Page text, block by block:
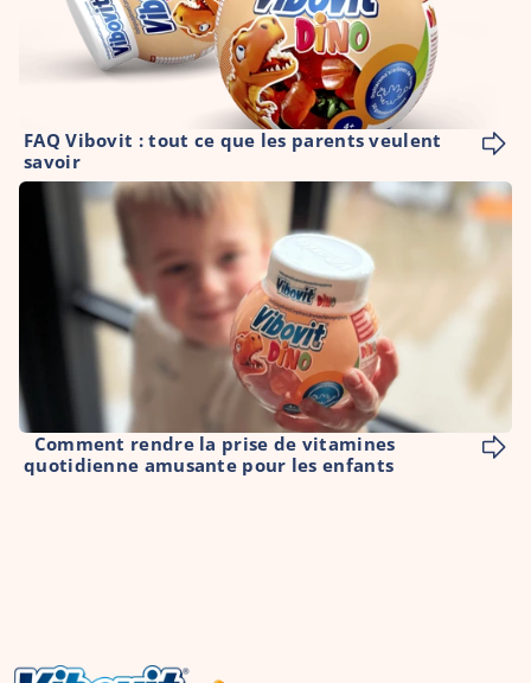
FAQ Vibovit : tout ce que les parents veulent
savoir
quotidienne amusante pour les enfants